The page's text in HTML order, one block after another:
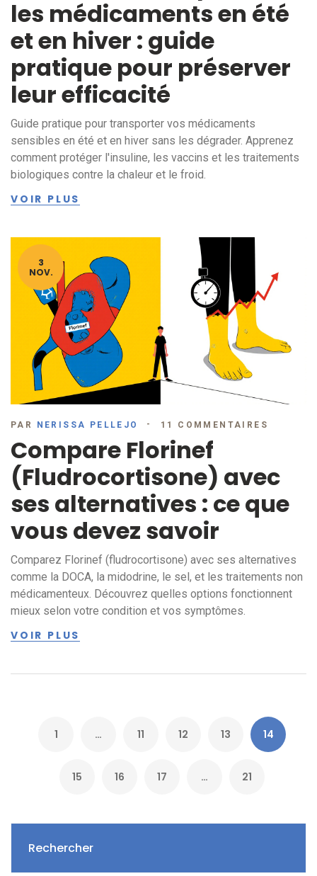
les médicaments en été
et en hiver : guide
pratique pour préserver
leur efficacité
Guide pratique pour transporter vos médicaments
sensibles en été et en hiver sans les dégrader. Apprenez
comment protéger l'insuline, les vaccins et les traitements
biologiques contre la chaleur et le froid.
VOIR PLUS
3
NOV.
PAR NERISSA PELLEJO 11 COMMENTAIRES
Compare Florinef
(Fludrocortisone) avec
ses alternatives : ce que
vous devez savoir
Comparez Florinef (fludrocortisone) avec ses alternatives
comme la DOCA, la midodrine, le sel, et les traitements non
médicamenteux. Découvrez quelles options fonctionnent
mieux selon votre condition et vos symptômes.
VOIR PLUS
1 … 11 12 13 14
15 16 17 … 21
Rechercher